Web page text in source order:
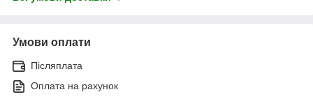
Умови оплати
Післяплата
Оплата на рахунок